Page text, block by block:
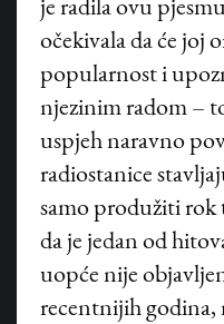
je radila ovu
očekivala da će joj
popularnost i
njezinim radom –
uspjeh naravno
radiostanice
samo produžiti rok
da je jedan od
uopće nije
recentnijih godina,